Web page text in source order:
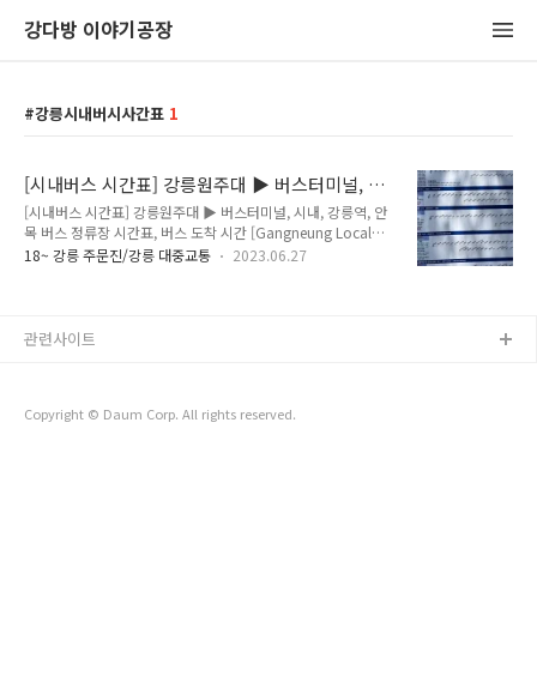
강다방 이야기공장
강릉시내버시사간표 1
[시내버스 시간표] 강릉원주대 ▶ 버스터미널, 시
내, 강릉역, 안목 버스 정류장 시간표, 버스 도착
시간
[시내버스 시간표] 강릉원주대 ▶ 버스터미널, 시내, 강릉역, 안
목 버스 정류장 시간표, 버스 도착 시간 [Gangneung Local
Bus Timetable] Gangneung Wonju National University
시 민원 콜센터를 통해 확인하실 수 있습니다. 강릉시 민원 콜센
18~ 강릉 주문진/강릉 대중교통 2023.06.27
Copyright © Daum Corp. All rights reserved.
관련사이트